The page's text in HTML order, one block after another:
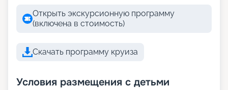
Открыть экскурсионную программу
(включена в стоимость)
Скачать программу круиза
Условия размещения с детьми